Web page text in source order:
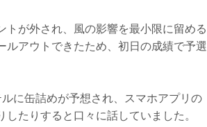
が外され、風の影響を最小限に留める
アウトできたため、初日の成績で予選
に缶詰めが予想され、スマホアプリの
たりすると口々に話していました。